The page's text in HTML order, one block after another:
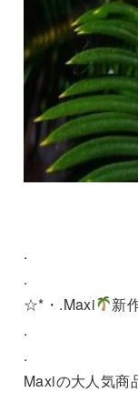
.
.
☆*・.Maxi
新
.
.
Maxiの大人気商